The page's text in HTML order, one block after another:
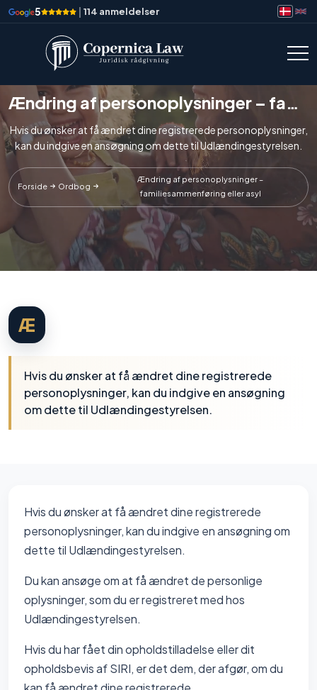
5 | 114 anmeldelser
Ændring af personoplysninger – familiesammenføring eller asyl
Hvis du ønsker at få ændret dine registrerede personoplysninger,
kan du indgive en ansøgning om dette til Udlændingestyrelsen.
Forside Ordbog
Ændring af personoplysninger –
familiesammenføring eller asyl
Æ
Hvis du ønsker at få ændret dine registrerede
personoplysninger, kan du indgive en ansøgning
om dette til Udlændingestyrelsen.
Hvis du ønsker at få ændret dine registrerede
personoplysninger, kan du indgive en ansøgning om
dette til Udlændingestyrelsen.
Du kan ansøge om at få ændret de personlige
oplysninger, som du er registreret med hos
Udlændingestyrelsen.
Hvis du har fået din opholdstilladelse eller dit
opholdsbevis af SIRI, er det dem, der afgør, om du